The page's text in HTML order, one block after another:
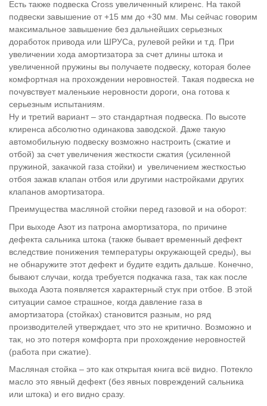
Есть также подвеска Cross увеличенный клиренс. На такой
подвески завышение от +15 мм до +30 мм. Мы сейчас говорим
максимальное завышение без дальнейших серьезных
доработок привода или ШРУСа, рулевой рейки и т.д. При
увеличении хода амортизатора за счет длины штока и
увеличенной пружины вы получаете подвеску, которая более
комфортная на прохождении неровностей. Такая подвеска не
почувствует маленькие неровности дороги, она готова к
серьезным испытаниям.
Ну и третий вариант – это стандартная подвеска. По высоте
клиренса абсолютно одинакова заводской. Даже такую
автомобильную подвеску возможно настроить (сжатие и
отбой) за счет увеличения жесткости сжатия (усиленной
пружиной, закачкой газа стойки) и увеличением жесткостью
отбоя зажав клапан отбоя или другими настройками других
клапанов амортизатора.
Преимущества масляной стойки перед газовой и на оборот:
При выходе Азот из патрона амортизатора, по причине
дефекта сальника штока (также бывает временный дефект
вследствие понижения температуры окружающей среды), вы
не обнаружите этот дефект и будите ездить дальше. Конечно,
бывают случаи, когда требуется подкачка газа, так как после
выхода Азота появляется характерный стук при отбое. В этой
ситуации самое страшное, когда давление газа в
амортизатора (стойках) становится разным, но ряд
производителей утверждает, что это не критично. Возможно и
так, но это потеря комфорта при прохождение неровностей
(работа при сжатие).
Масляная стойка – это как открытая книга всё видно. Потекло
масло это явный дефект (без явных повреждений сальника
или штока) и его видно сразу.